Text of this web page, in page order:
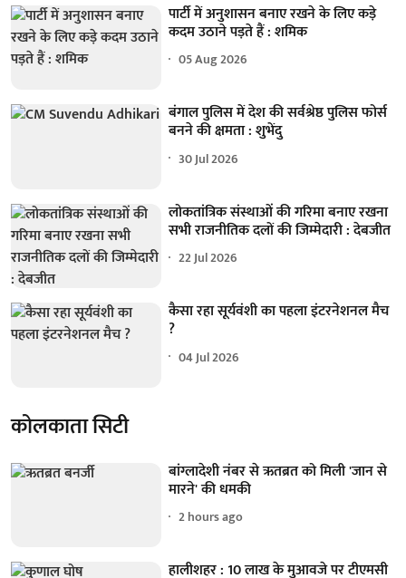
पार्टी में अनुशासन बनाए रखने के लिए कड़े
कदम उठाने पड़ते हैं : शमिक
05 Aug 2026
बंगाल पुलिस में देश की सर्वश्रेष्ठ पुलिस फोर्स
बनने की क्षमता : शुभेंदु
30 Jul 2026
लोकतांत्रिक संस्थाओं की गरिमा बनाए रखना
सभी राजनीतिक दलों की जिम्मेदारी : देबजीत
22 Jul 2026
कैसा रहा सूर्यवंशी का पहला इंटरनेशनल मैच
?
04 Jul 2026
कोलकाता सिटी
बांग्लादेशी नंबर से ऋतब्रत को मिली 'जान से
मारने' की धमकी
2 hours ago
हालीशहर : 10 लाख के मुआवजे पर टीएमसी